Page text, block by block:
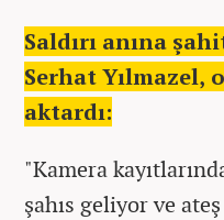
Saldırı anına
Serhat Yılmazel,
aktardı:
"Kamera
şahıs geliyor ve